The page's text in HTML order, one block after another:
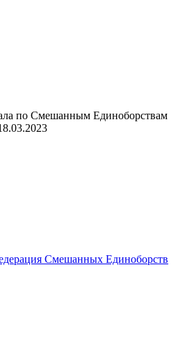
по Смешанным Единоборствам
Смешанных Единоборств